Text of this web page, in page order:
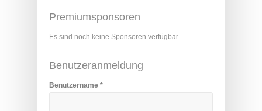
Premiumsponsoren
Es sind noch keine Sponsoren verfügbar.
Benutzeranmeldung
Benutzername *